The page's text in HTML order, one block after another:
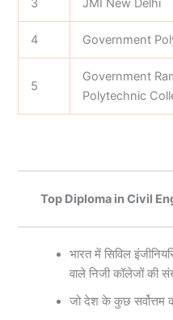
3 JMI New Delhi
4 Government
5
Government
Polytechnic
Top Diploma in Civil
भारत में सिविल
वाले निजी कॉलेजों की
जो देश के कुछ सर्वोत्तम